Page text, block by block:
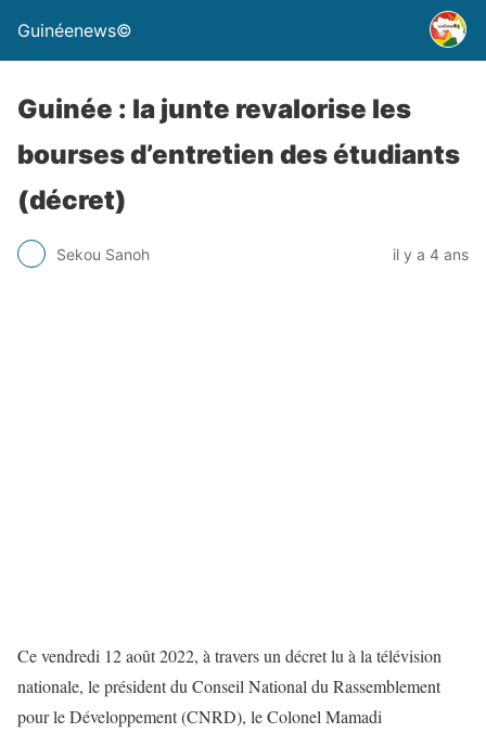
Guinéenews©
Guinée : la junte revalorise les
bourses d’entretien des étudiants
(décret)
Sekou Sanoh il y a 4 ans
Ce vendredi 12 août 2022, à travers un décret lu à la télévision
nationale, le président du Conseil National du Rassemblement
pour le Développement (CNRD), le Colonel Mamadi